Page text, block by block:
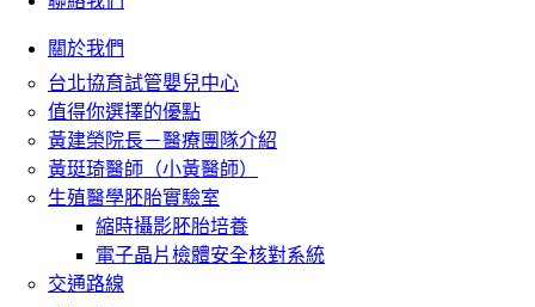
關於我們
台北協育試管嬰兒中心
值得你選擇的優點
黃建榮院長－醫療團隊介紹
黃珽琦醫師（小黃醫師）
生殖醫學胚胎實驗室
縮時攝影胚胎培養
電子晶片檢體安全核對系統
交通路線